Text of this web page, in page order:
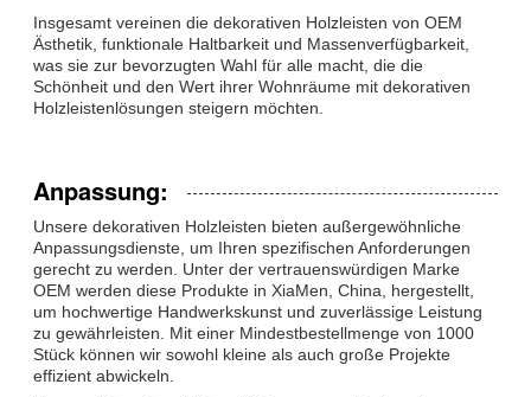
Insgesamt vereinen die dekorativen Holzleisten von OEM
Ästhetik, funktionale Haltbarkeit und Massenverfügbarkeit,
was sie zur bevorzugten Wahl für alle macht, die die
Schönheit und den Wert ihrer Wohnräume mit dekorativen
Holzleistenlösungen steigern möchten.
Anpassung:
Unsere dekorativen Holzleisten bieten außergewöhnliche
Anpassungsdienste, um Ihren spezifischen Anforderungen
gerecht zu werden. Unter der vertrauenswürdigen Marke
OEM werden diese Produkte in XiaMen, China, hergestellt,
um hochwertige Handwerkskunst und zuverlässige Leistung
zu gewährleisten. Mit einer Mindestbestellmenge von 1000
Stück können wir sowohl kleine als auch große Projekte
effizient abwickeln.